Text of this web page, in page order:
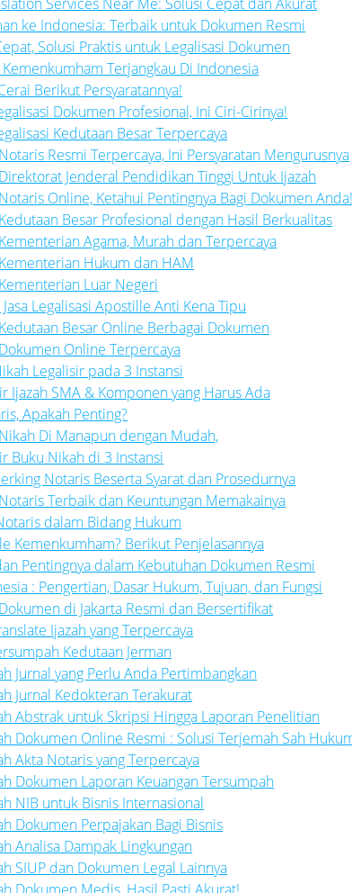
ke Indonesia: Terbaik untuk Dokumen Resmi
Solusi Praktis untuk Legalisasi Dokumen
Terjangkau Di Indonesia
Berikut Persyaratannya!
Dokumen Profesional, Ini Ciri-Cirinya!
Kedutaan Besar Terpercaya
Resmi Terpercaya, Ini Persyaratan Mengurusnya
Direktorat Jenderal Pendidikan Tinggi Untuk Ijazah
Online, Ketahui Pentingnya Bagi Dokumen Anda!
Besar Profesional dengan Hasil Berkualitas
Agama, Murah dan Terpercaya
Kementerian Hukum dan HAM
Luar Negeri
Legalisasi Apostille Anti Kena Tipu
Besar Online Berbagai Dokumen
Online Terpercaya
Legalisir pada 3 Instansi
Ijazah SMA & Komponen yang Harus Ada
Apakah Penting?
Di Manapun dengan Mudah,
Buku Nikah di 3 Instansi
Notaris Beserta Syarat dan Prosedurnya
Terbaik dan Keuntungan Memakainya
dalam Bidang Hukum
Kemenkumham? Berikut Penjelasannya
Pentingnya dalam Kebutuhan Dokumen Resmi
: Pengertian, Dasar Hukum, Tujuan, dan Fungsi
di Jakarta Resmi dan Bersertifikat
Ijazah yang Terpercaya
Kedutaan Jerman
Jurnal yang Perlu Anda Pertimbangkan
Jurnal Kedokteran Terakurat
Abstrak untuk Skripsi Hingga Laporan Penelitian
Dokumen Online Resmi : Solusi Terjemah Sah
Akta Notaris yang Terpercaya
Dokumen Laporan Keuangan Tersumpah
NIB untuk Bisnis Internasional
Dokumen Perpajakan Bagi Bisnis
Analisa Dampak Lingkungan
SIUP dan Dokumen Legal Lainnya